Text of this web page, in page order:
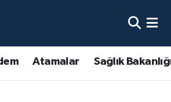
Atamalar Sağlık